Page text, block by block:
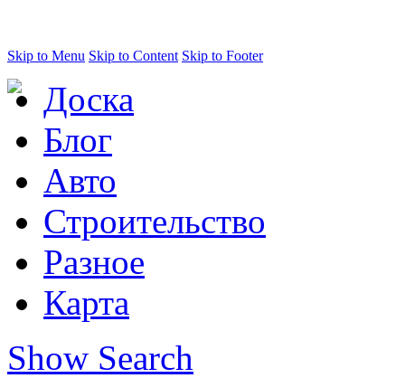
Skip to Menu Skip to Content Skip to Footer
Доска
Блог
Авто
Строительство
Разное
Карта
Show Search